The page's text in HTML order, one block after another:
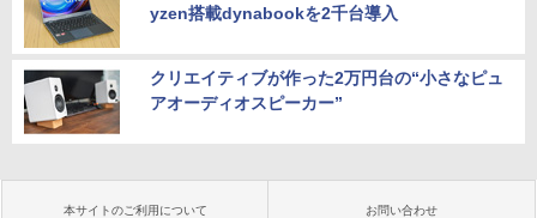
yzen搭載dynabookを2千台導入
クリエイティブが作った2万円台の“小さなピュ
アオーディオスピーカー”
本サイトのご利用について お問い合わせ